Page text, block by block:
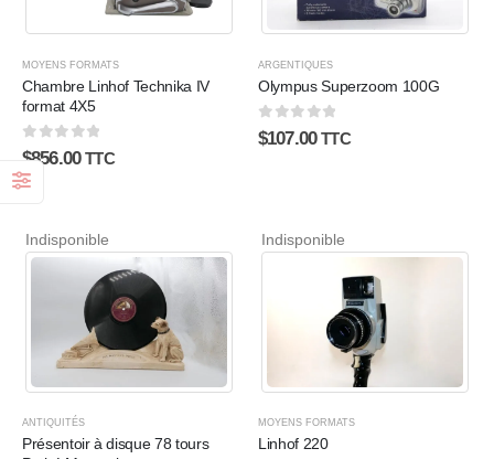
MOYENS FORMATS
Chambre Linhof Technika IV
format 4X5
0sur 5
$856.00 TTC
ARGENTIQUES
Olympus Superzoom 100G
0sur 5
$107.00 TTC
Indisponible
ANTIQUITÉS
Présentoir à disque 78 tours
Indisponible
MOYENS FORMATS
Linhof 220